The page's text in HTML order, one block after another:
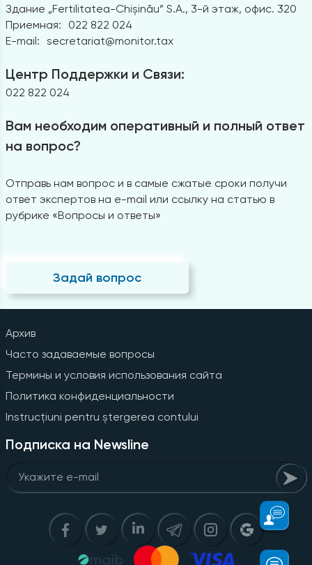
Здание „Fertilitatea-Chișinău” S.A., 3-й этаж, офис. 320
Приемная:
022 822 024
E-mail: secretariat@monitor.tax
Центр Поддержки и Связи:
022 822 024
Вам необходим оперативный и полный ответ
на вопрос?
Отправь нам вопрос и в самые сжатые сроки получи
ответ экспертов на e-mail или ссылку на статью в
рубрике «Вопросы и ответы»
Задай вопрос
Архив
Часто задаваемые вопросы
Термины и условия использования сайта
Политика конфиденциальности
Instrucțiuni pentru ștergerea contului
Подписка на Newsline